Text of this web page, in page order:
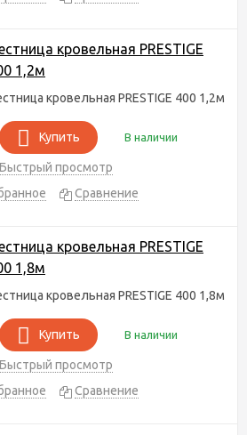
кровельная PRESTIGE
1,2м
кровельная PRESTIGE 400 1,2м
Купить В наличии
Быстрый просмотр
Сравнение
кровельная PRESTIGE
1,8м
кровельная PRESTIGE 400 1,8м
Купить В наличии
Быстрый просмотр
Сравнение